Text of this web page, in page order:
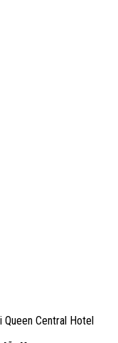
Central Hotel